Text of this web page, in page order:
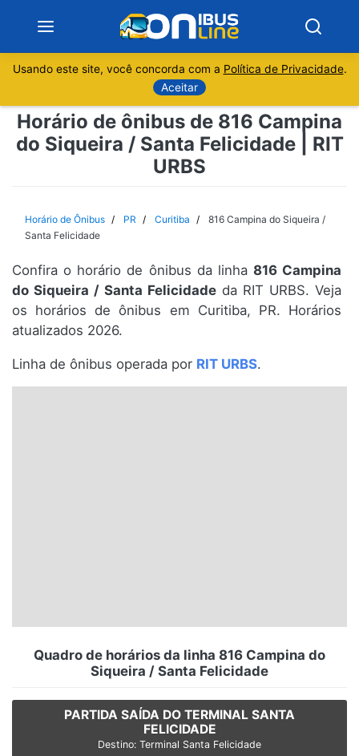
Sobre
Espírito Santo
Paraná
Santa Catarina
Usando este site, você concorda com a Política de Privacidade.
Aceitar
Horário de ônibus de 816 Campina
do Siqueira / Santa Felicidade | RIT
URBS
Horário de Ônibus PR Curitiba
816 Campina do Siqueira /
Santa Felicidade
Confira o horário de ônibus da linha 816 Campina
do Siqueira / Santa Felicidade da RIT URBS. Veja
os horários de ônibus em Curitiba, PR. Horários
atualizados 2026.
Linha de ônibus operada por RIT URBS.
Quadro de horários da linha 816 Campina do
Siqueira / Santa Felicidade
PARTIDA SAÍDA DO TERMINAL SANTA
FELICIDADE
Destino: Terminal Santa Felicidade